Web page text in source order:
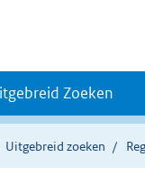
Zoeken
Uitgebreid zoeken